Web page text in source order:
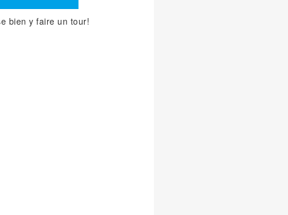
bien y faire un tour!